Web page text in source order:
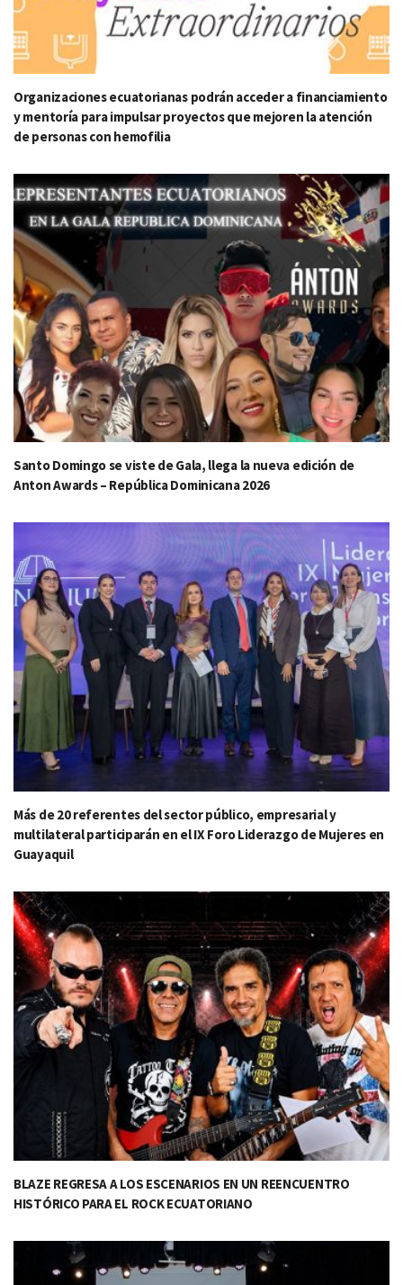
Organizaciones ecuatorianas podrán acceder a financiamiento
y mentoría para impulsar proyectos que mejoren la atención
de personas con hemofilia
Santo Domingo se viste de Gala, llega la nueva edición de
Anton Awards – República Dominicana 2026
Más de 20 referentes del sector público, empresarial y
multilateral participarán en el IX Foro Liderazgo de Mujeres en
Guayaquil
BLAZE REGRESA A LOS ESCENARIOS EN UN REENCUENTRO
HISTÓRICO PARA EL ROCK ECUATORIANO